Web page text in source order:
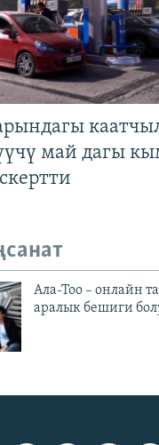
май дагы
Ала-Тоо – онлайн
аралык бешиги